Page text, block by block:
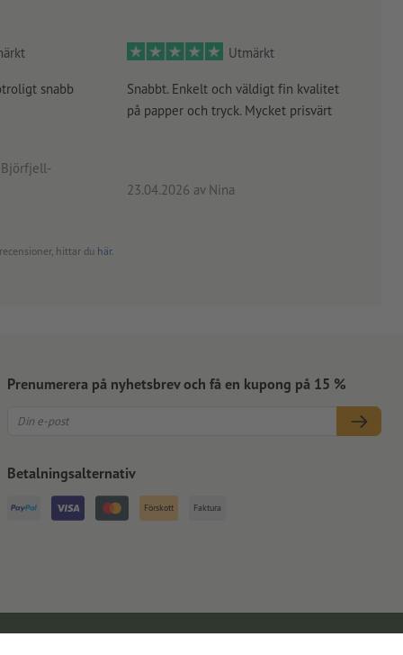
snabb
Björfjell-
Utmärkt
Snabbt. Enkelt och väldigt fin kvalitet
på papper och tryck. Mycket prisvärt
23.04.2026 av Nina
hittar du här.
Prenumerera på nyhetsbrev och få en kupong på 15 %
Betalningsalternativ
Förskott Faktura